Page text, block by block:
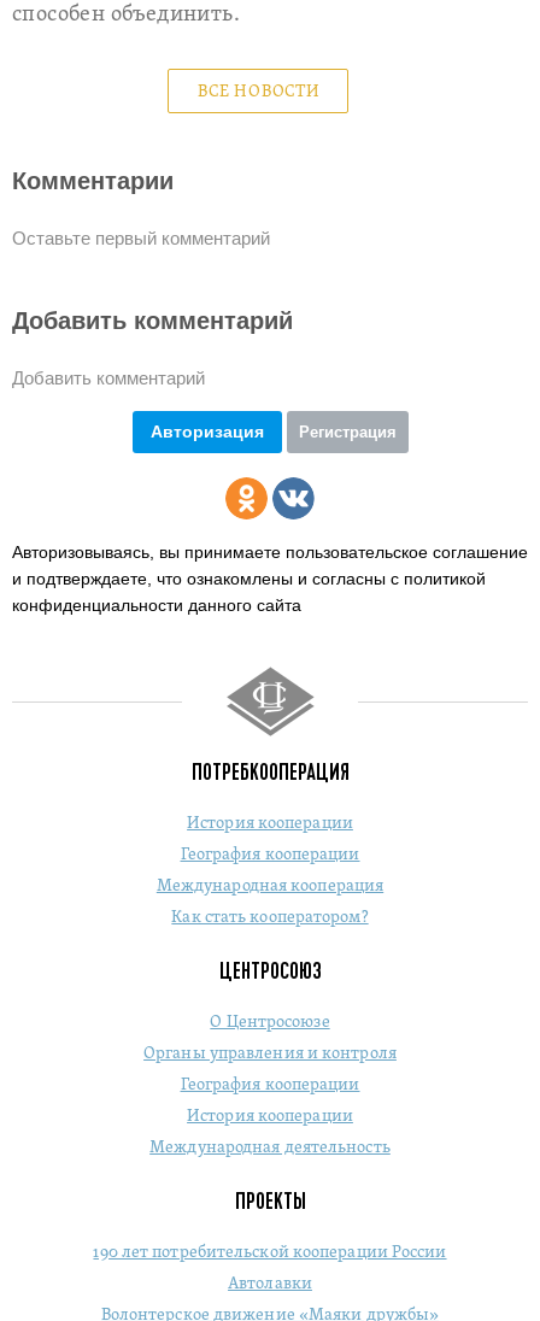
способен объединить.
ВСЕ НОВОСТИ
Комментарии
Оставьте первый комментарий
Добавить комментарий
Добавить комментарий
Авторизация Регистрация
Авторизовываясь, вы принимаете пользовательское соглашение
и подтверждаете, что ознакомлены и согласны с политикой
конфиденциальности данного сайта
ПОТРЕБКООПЕРАЦИЯ
История кооперации
География кооперации
Международная кооперация
Как стать кооператором?
ЦЕНТРОСОЮЗ
О Центросоюзе
Органы управления и контроля
География кооперации
История кооперации
Международная деятельность
ПРОЕКТЫ
190 лет потребительской кооперации России
Автолавки
Волонтерское движение «Маяки дружбы»